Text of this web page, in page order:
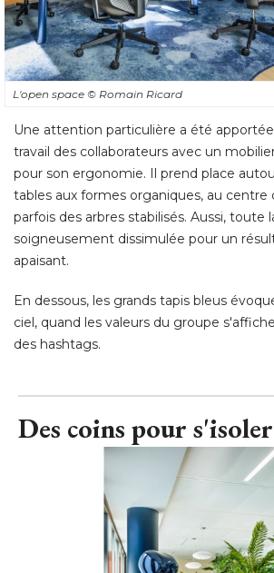
L'open space © Romain Ricard
Une attention particulière a été
travail des collaborateurs avec un
pour son ergonomie. Il prend place
tables aux formes organiques, au
parfois des arbres stabilisés. Aussi, toute
soigneusement dissimulée pour un
apaisant.
En dessous, les grands tapis bleus
ciel, quand les valeurs du groupe
des hashtags.
Des coins pour s'isoler